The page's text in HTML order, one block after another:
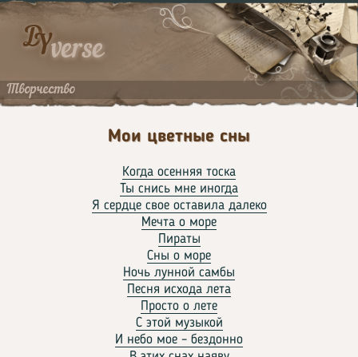
DYverse
Творчество
Мои цветные сны
Когда осенняя тоска
Ты снись мне иногда
Я сердце свое оставила далеко
Мечта о море
Пираты
Сны о море
Ночь лунной самбы
Песня исхода лета
Просто о лете
С этой музыкой
И небо мое – бездонно